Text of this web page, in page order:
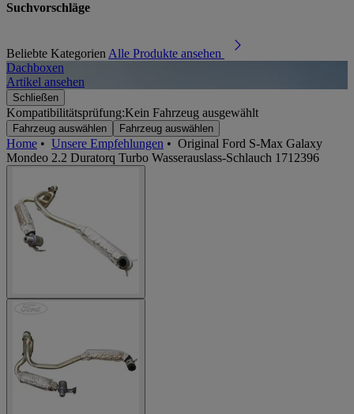
Suchvorschläge
Beliebte Kategorien Alle Produkte ansehen
Dachboxen
Artikel ansehen
Schließen
Kompatibilitätsprüfung:Kein Fahrzeug ausgewählt
Fahrzeug auswählen Fahrzeug auswählen
Home • Unsere Empfehlungen • Original Ford S-Max Galaxy
Mondeo 2.2 Duratorq Turbo Wasserauslass-Schlauch 1712396